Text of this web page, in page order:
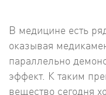
В медицине есть
оказывая
параллельно
эффект. К таким
вещество сегодня